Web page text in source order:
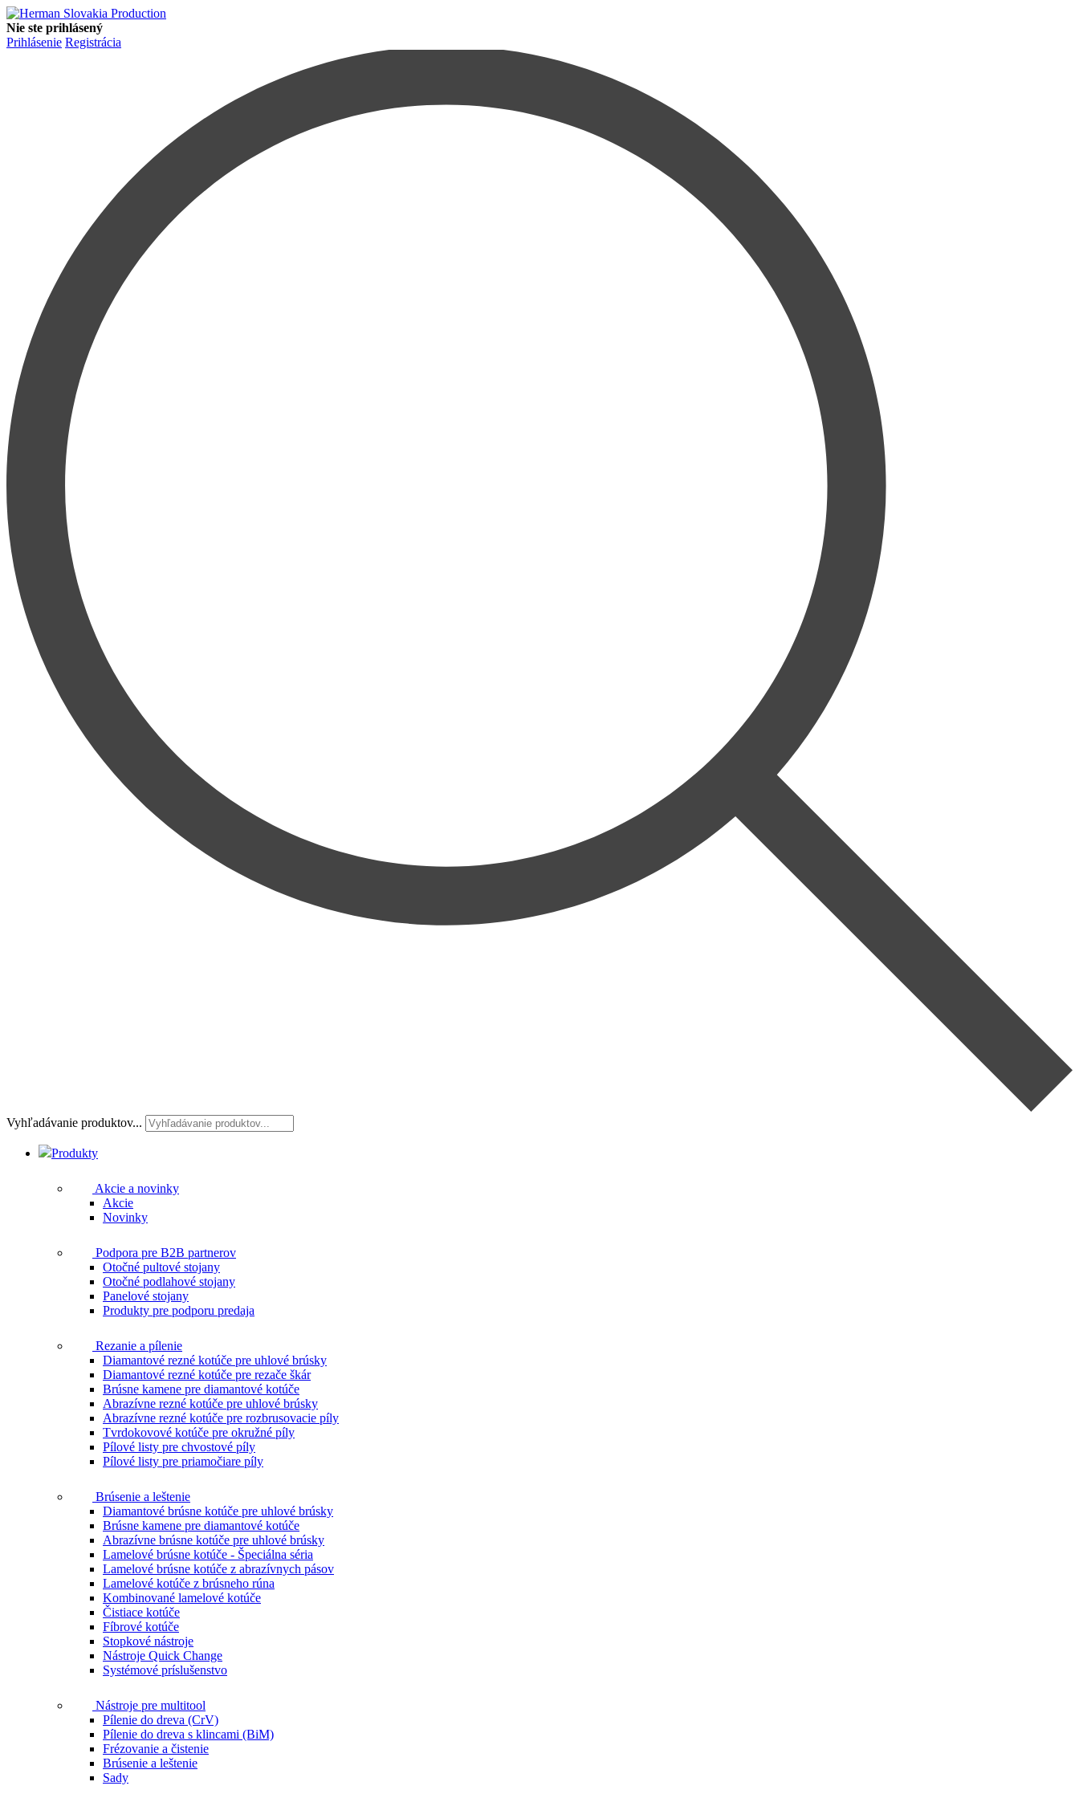
Nie ste prihlásený
Prihlásenie Registrácia
Vyhľadávanie produktov...
Produkty
Akcie a novinky
Akcie
Novinky
Podpora pre B2B partnerov
Otočné pultové stojany
Otočné podlahové stojany
Panelové stojany
Produkty pre podporu predaja
Rezanie a pílenie
Diamantové rezné kotúče pre uhlové brúsky
Diamantové rezné kotúče pre rezače škár
Brúsne kamene pre diamantové kotúče
Abrazívne rezné kotúče pre uhlové brúsky
Abrazívne rezné kotúče pre rozbrusovacie píly
Tvrdokovové kotúče pre okružné píly
Pílové listy pre chvostové píly
Pílové listy pre priamočiare píly
Brúsenie a leštenie
Diamantové brúsne kotúče pre uhlové brúsky
Brúsne kamene pre diamantové kotúče
Abrazívne brúsne kotúče pre uhlové brúsky
Lamelové brúsne kotúče - Špeciálna séria
Lamelové brúsne kotúče z abrazívnych pásov
Lamelové kotúče z brúsneho rúna
Kombinované lamelové kotúče
Čistiace kotúče
Fíbrové kotúče
Stopkové nástroje
Nástroje Quick Change
Systémové príslušenstvo
Nástroje pre multitool
Pílenie do dreva (CrV)
Pílenie do dreva s klincami (BiM)
Frézovanie a čistenie
Brúsenie a leštenie
Sady